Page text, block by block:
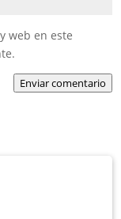
web en este
Enviar comentario